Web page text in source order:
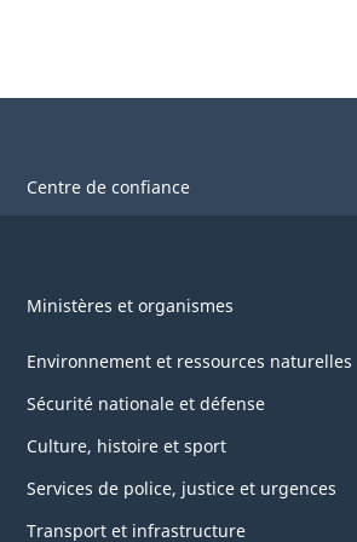
Centre de confiance
Ministères et organismes
Environnement et ressources naturelles
Sécurité nationale et défense
Culture, histoire et sport
Services de police, justice et urgences
Transport et infrastructure